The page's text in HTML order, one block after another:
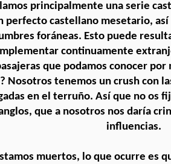
principalmente una serie
perfecto castellano mesetario, así
foráneas. Esto puede
continuamente
que podamos conocer
Nosotros tenemos un crush con
en el terruño. Así que no os
que a nosotros nos daría
influencias.
muertos, lo que ocurre es